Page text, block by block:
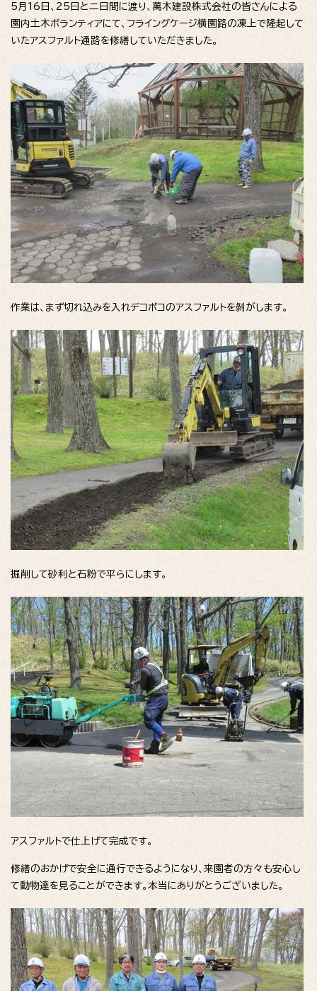
5月16日、25日と二日間に渡り、萬木建設株式会社の皆さんによる
園内土木ボランティアにて、フライングケージ横園路の凍上で隆起して
いたアスファルト通路を修繕していただきました。
作業は、まず切れ込みを入れデコボコのアスファルトを剝がします。
掘削して砂利と石粉で平らにします。
アスファルトで仕上げて完成です。
修繕のおかげで安全に通行できるようになり、来園者の方々も安心し
て動物達を見ることができます。本当にありがとうございました。